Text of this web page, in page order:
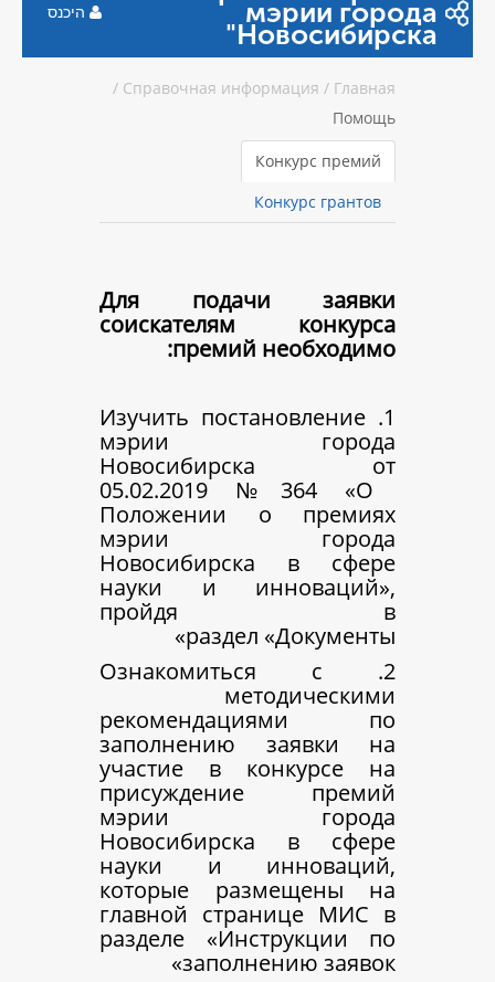
היכנס
Справочная
/
Для подачи
соискателям
премий
1. Изучить
мэрии
05.02.2019
Положении о
мэрии
Новосибирска
науки и
раздел
2.
заполнению
участие в
присуждение
мэрии
Новосибирска
науки и
которые
главной
разделе